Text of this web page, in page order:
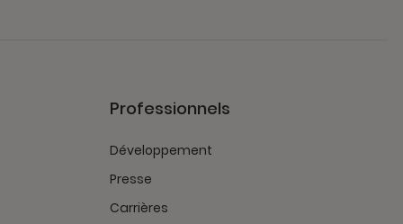
Professionnels
Développement
Presse
Carrières